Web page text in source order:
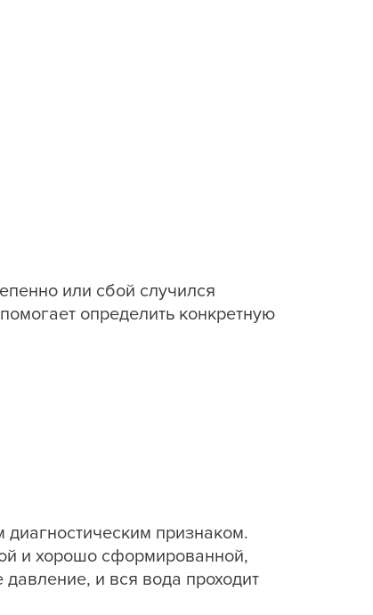
или сбой случился
определить конкретную
признаком.
и хорошо сформированной,
и вся вода проходит